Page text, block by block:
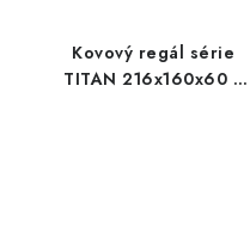
Kovový regál série
TITAN 216x160x60 5